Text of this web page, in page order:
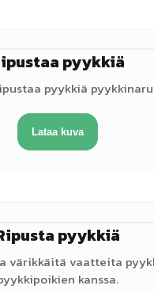
pyykkiä
pyykkiä
Lataa kuva
pyykkiä
värikkäitä vaatteita
kanssa.